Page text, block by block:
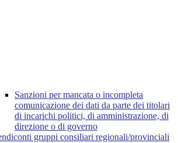
Sanzioni per mancata o incompleta
comunicazione dei dati da parte dei titolari
di incarichi politici, di amministrazione, di
direzione o di governo
gruppi consiliari regionali/provinciali